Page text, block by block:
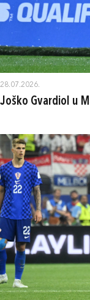
28.07.2026.
Joško Gvardiol u